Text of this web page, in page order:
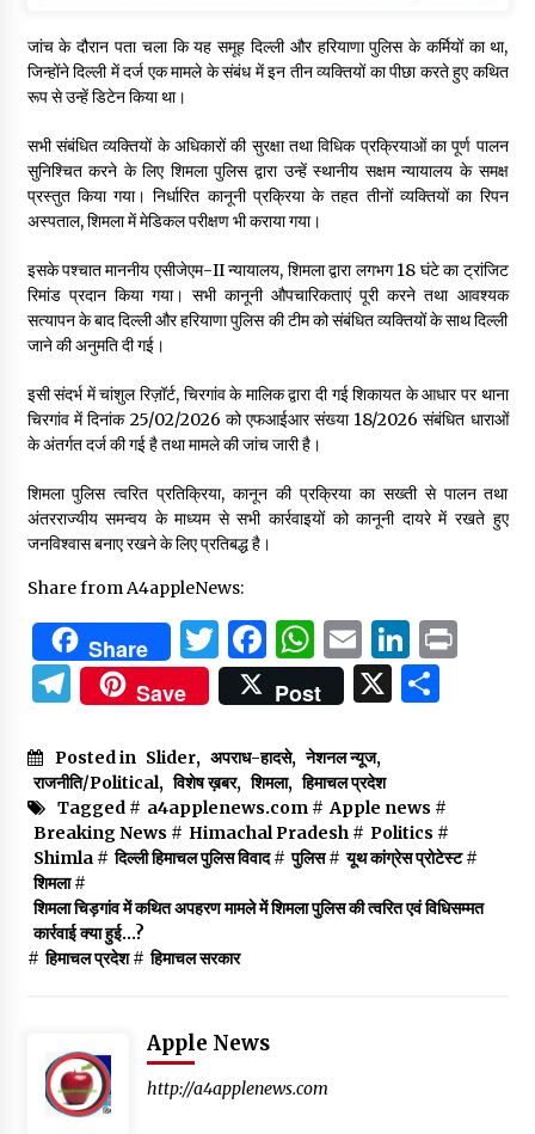
जांच के दौरान पता चला कि यह समूह दिल्ली और हरियाणा पुलिस के कर्मियों का था,
जिन्होंने दिल्ली में दर्ज एक मामले के संबंध में इन तीन व्यक्तियों का पीछा करते हुए कथित
रूप से उन्हें डिटेन किया था।
सभी संबंधित व्यक्तियों के अधिकारों की सुरक्षा तथा विधिक प्रक्रियाओं का पूर्ण पालन
सुनिश्चित करने के लिए शिमला पुलिस द्वारा उन्हें स्थानीय सक्षम न्यायालय के समक्ष
प्रस्तुत किया गया। निर्धारित कानूनी प्रक्रिया के तहत तीनों व्यक्तियों का रिपन
अस्पताल, शिमला में मेडिकल परीक्षण भी कराया गया।
इसके पश्चात माननीय एसीजेएम-II न्यायालय, शिमला द्वारा लगभग 18 घंटे का ट्रांजिट
रिमांड प्रदान किया गया। सभी कानूनी औपचारिकताएं पूरी करने तथा आवश्यक
सत्यापन के बाद दिल्ली और हरियाणा पुलिस की टीम को संबंधित व्यक्तियों के साथ दिल्ली
जाने की अनुमति दी गई।
इसी संदर्भ में चांशुल रिज़ॉर्ट, चिरगांव के मालिक द्वारा दी गई शिकायत के आधार पर थाना
चिरगांव में दिनांक 25/02/2026 को एफआईआर संख्या 18/2026 संबंधित धाराओं
के अंतर्गत दर्ज की गई है तथा मामले की जांच जारी है।
शिमला पुलिस त्वरित प्रतिक्रिया, कानून की प्रक्रिया का सख्ती से पालन तथा
अंतरराज्यीय समन्वय के माध्यम से सभी कार्रवाइयों को कानूनी दायरे में रखते हुए
जनविश्वास बनाए रखने के लिए प्रतिबद्ध है।
Share from A4appleNews:
Share Twitter
Facebook
WhatsApp
Email
Telegram
Save Post X
Posted in Slider, अपराध-हादसे, नेशनल न्यूज,
राजनीति/Political, विशेष ख़बर, शिमला, हिमाचल प्रदेश
Tagged # a4applenews.com# Apple news #
Breaking News # Himachal Pradesh# Politics #
Shimla# दिल्ली हिमाचल पुलिस विवाद# पुलिस# यूथ कांग्रेस प्रोटेस्ट#
शिमला#
शिमला चिड़गांव में कथित अपहरण मामले में शिमला पुलिस की त्वरित एवं विधिसम्मत
कार्रवाई क्या हुई...?
# हिमाचल प्रदेश# हिमाचल सरकार
Apple News
http://a4applenews.com